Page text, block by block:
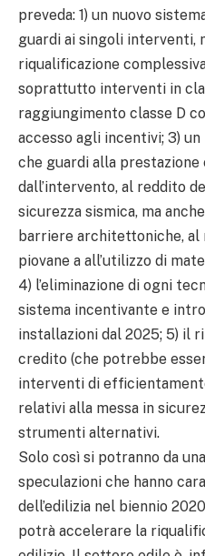
preveda: 1) un nuovo
guardi ai singoli interventi,
riqualificazione
soprattutto interventi in
raggiungimento classe D
accesso agli incentivi; 3)
che guardi alla
dall’intervento, al reddito
sicurezza sismica, ma
barriere architettoniche, al
piovane a all’utilizzo di
4) l’eliminazione di ogni
sistema incentivante e
installazioni dal 2025; 5) il
credito (che potrebbe
interventi di
relativi alla messa in
strumenti alternativi.
Solo così si potranno da
speculazioni che hanno
dell’edilizia nel biennio
potrà accelerare la